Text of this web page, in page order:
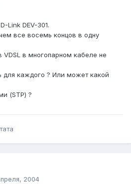
Link DEV-301.
все восемь концов в одну
VDSL в многопарном кабеле не
для каждого ? Или может какой
(STP) ?
2004